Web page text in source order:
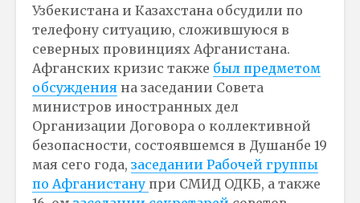
Узбекистана и Казахстана обсудили по
телефону ситуацию, сложившуюся в
северных провинциях Афганистана.
Афганских кризис также был предметом
обсуждения на заседании Совета
министров иностранных дел
Организации Договора о коллективной
безопасности, состоявшемся в Душанбе 19
мая сего года, заседании Рабочей группы
по Афганистану при СМИД ОДКБ, а также